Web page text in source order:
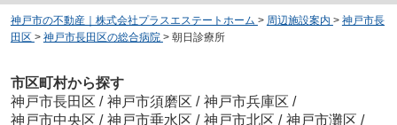
神戸市の不動産｜株式会社プラスエステートホーム > 周辺施設案内 > 神戸市長
田区 > 神戸市長田区の総合病院 > 朝日診療所
市区町村から探す
神戸市長田区 / 神戸市須磨区 / 神戸市兵庫区 /
神戸市中央区 / 神戸市垂水区 / 神戸市北区 / 神戸市灘区 /